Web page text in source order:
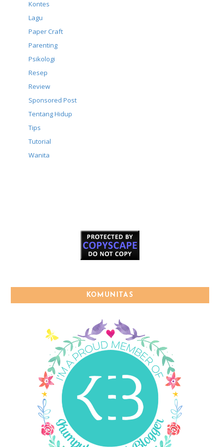
Kontes
Lagu
Paper Craft
Parenting
Psikologi
Resep
Review
Sponsored Post
Tentang Hidup
Tips
Tutorial
Wanita
KOMUNITAS